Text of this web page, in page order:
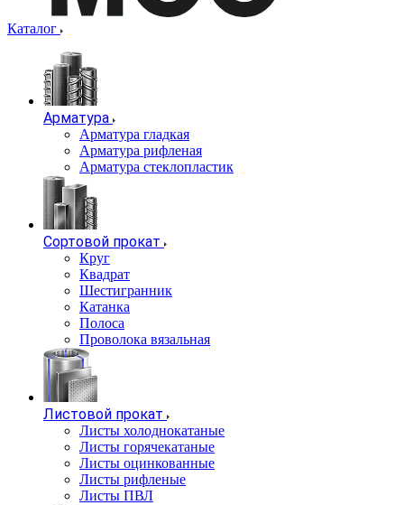
Каталог
Арматура
Арматура гладкая
Арматура рифленая
Арматура стеклопластик
Сортовой прокат
Круг
Квадрат
Шестигранник
Катанка
Полоса
Проволока вязальная
Листовой прокат
Листы холоднокатаные
Листы горячекатаные
Листы оцинкованные
Листы рифленые
Листы ПВЛ